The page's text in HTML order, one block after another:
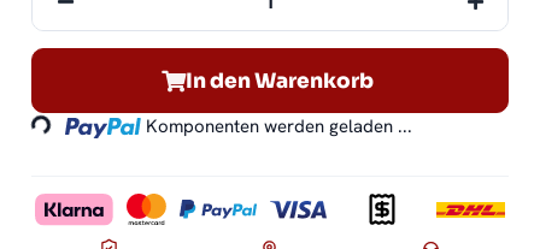
In den Warenkorb
Loading... Komponenten werden geladen ...